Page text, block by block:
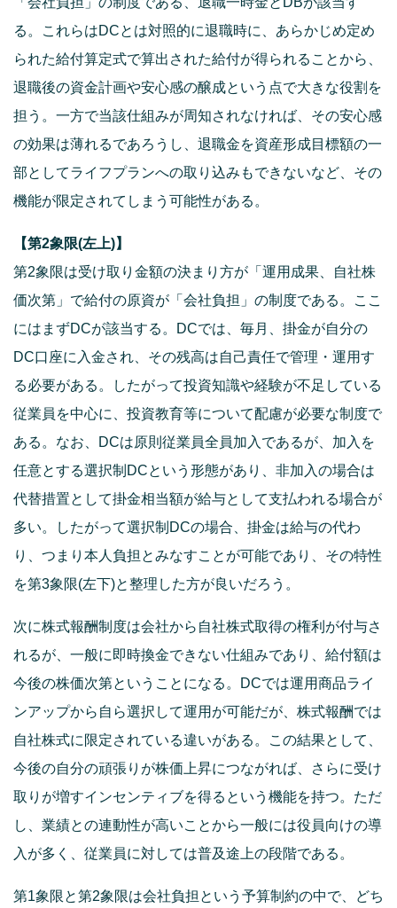
る。これらはDCとは対照的に退職時に、あらかじめ定め
られた給付算定式で算出された給付が得られることから、
退職後の資金計画や安心感の醸成という点で大きな役割を
担う。一方で当該仕組みが周知されなければ、その安心感
の効果は薄れるであろうし、退職金を資産形成目標額の一
部としてライフプランへの取り込みもできないなど、その
機能が限定されてしまう可能性がある。
【第2象限(左上)】
第2象限は受け取り金額の決まり方が「運用成果、自社株
価次第」で給付の原資が「会社負担」の制度である。ここ
にはまずDCが該当する。DCでは、毎月、掛金が自分の
DC口座に入金され、その残高は自己責任で管理・運用す
る必要がある。したがって投資知識や経験が不足している
従業員を中心に、投資教育等について配慮が必要な制度で
ある。なお、DCは原則従業員全員加入であるが、加入を
任意とする選択制DCという形態があり、非加入の場合は
代替措置として掛金相当額が給与として支払われる場合が
多い。したがって選択制DCの場合、掛金は給与の代わ
り、つまり本人負担とみなすことが可能であり、その特性
を第3象限(左下)と整理した方が良いだろう。
次に株式報酬制度は会社から自社株式取得の権利が付与さ
れるが、一般に即時換金できない仕組みであり、給付額は
今後の株価次第ということになる。DCでは運用商品ライ
ンアップから自ら選択して運用が可能だが、株式報酬では
自社株式に限定されている違いがある。この結果として、
今後の自分の頑張りが株価上昇につながれば、さらに受け
取りが増すインセンティブを得るという機能を持つ。ただ
し、業績との連動性が高いことから一般には役員向けの導
入が多く、従業員に対しては普及途上の段階である。
第1象限と第2象限は会社負担という予算制約の中で、どち